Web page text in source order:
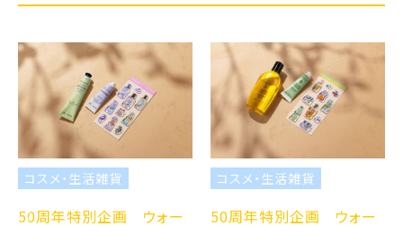
コスメ・生活雑貨
50周年特別企画 ウォー
コスメ・生活雑貨
50周年特別企画 ウォー